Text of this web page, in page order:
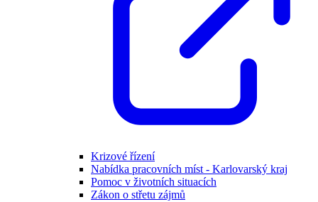
Krizové řízení
Nabídka pracovních míst - Karlovarský kraj
Pomoc v životních situacích
Zákon o střetu zájmů